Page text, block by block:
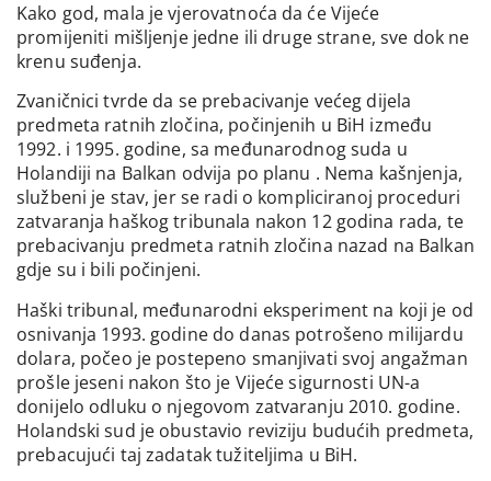
Kako god, mala je vjerovatnoća da će Vijeće
promijeniti mišljenje jedne ili druge strane, sve dok ne
krenu suđenja.
Zvaničnici tvrde da se prebacivanje većeg dijela
predmeta ratnih zločina, počinjenih u BiH između
1992. i 1995. godine, sa međunarodnog suda u
Holandiji na Balkan odvija po planu . Nema kašnjenja,
službeni je stav, jer se radi o kompliciranoj proceduri
zatvaranja haškog tribunala nakon 12 godina rada, te
prebacivanju predmeta ratnih zločina nazad na Balkan
gdje su i bili počinjeni.
Haški tribunal, međunarodni eksperiment na koji je od
osnivanja 1993. godine do danas potrošeno milijardu
dolara, počeo je postepeno smanjivati svoj angažman
prošle jeseni nakon što je Vijeće sigurnosti UN-a
donijelo odluku o njegovom zatvaranju 2010. godine.
Holandski sud je obustavio reviziju budućih predmeta,
prebacujući taj zadatak tužiteljima u BiH.